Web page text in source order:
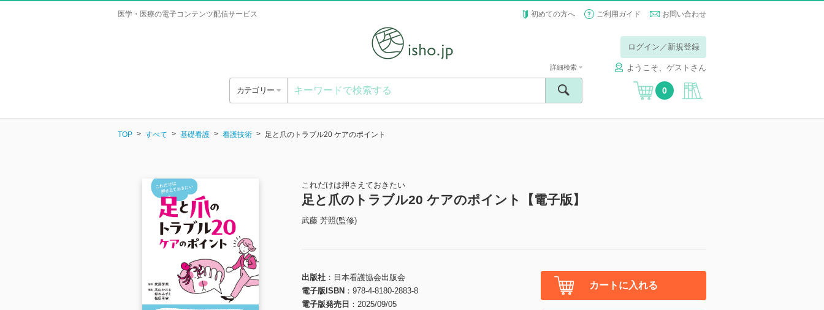
医学・医療の電子コンテンツ配信サービス 初めての方へ ご利用ガイド お問い合わせ
ログイン／新規登録
ようこそ、ゲストさん
カテゴリー
詳細検索
0
TOP すべて 基礎看護 看護技術 足と爪のトラブル20 ケアのポイント
これだけは押さえておきたい
足と爪のトラブル20 ケアのポイント【電子版】
武藤 芳照(監修)
出版社
日本看護協会出版会
電子版ISBN
978-4-8180-2883-8
電子版発売日
2025/09/05
カートに入れる